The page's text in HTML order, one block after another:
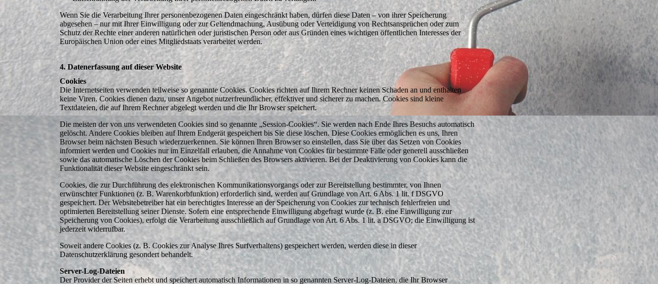
Wenn Sie die Verarbeitung Ihrer personenbezogenen Daten eingeschränkt haben, dürfen diese Daten – von ihrer Speicherung
abgesehen – nur mit Ihrer Einwilligung oder zur Geltendmachung, Ausübung oder Verteidigung von Rechtsansprüchen oder zum
Schutz der Rechte einer anderen natürlichen oder juristischen Person oder aus Gründen eines wichtigen öffentlichen Interesses der
Europäischen Union oder eines Mitgliedstaats verarbeitet werden.
4. Datenerfassung auf dieser Website
Cookies
Die Internetseiten verwenden teilweise so genannte Cookies. Cookies richten auf Ihrem Rechner keinen Schaden an und enthalten
keine Viren. Cookies dienen dazu, unser Angebot nutzerfreundlicher, effektiver und sicherer zu machen. Cookies sind kleine
Textdateien, die auf Ihrem Rechner abgelegt werden und die Ihr Browser speichert.
Die meisten der von uns verwendeten Cookies sind so genannte „Session-Cookies“. Sie werden nach Ende Ihres Besuchs automatisch
gelöscht. Andere Cookies bleiben auf Ihrem Endgerät gespeichert bis Sie diese löschen. Diese Cookies ermöglichen es uns, Ihren
Browser beim nächsten Besuch wiederzuerkennen. Sie können Ihren Browser so einstellen, dass Sie über das Setzen von Cookies
informiert werden und Cookies nur im Einzelfall erlauben, die Annahme von Cookies für bestimmte Fälle oder generell ausschließen
sowie das automatische Löschen der Cookies beim Schließen des Browsers aktivieren. Bei der Deaktivierung von Cookies kann die
Funktionalität dieser Website eingeschränkt sein.
Cookies, die zur Durchführung des elektronischen Kommunikationsvorgangs oder zur Bereitstellung bestimmter, von Ihnen
erwünschter Funktionen (z. B. Warenkorbfunktion) erforderlich sind, werden auf Grundlage von Art. 6 Abs. 1 lit. f DSGVO
gespeichert. Der Websitebetreiber hat ein berechtigtes Interesse an der Speicherung von Cookies zur technisch fehlerfreien und
optimierten Bereitstellung seiner Dienste. Sofern eine entsprechende Einwilligung abgefragt wurde (z. B. eine Einwilligung zur
Speicherung von Cookies), erfolgt die Verarbeitung ausschließlich auf Grundlage von Art. 6 Abs. 1 lit. a DSGVO; die Einwilligung ist
jederzeit widerrufbar.
Soweit andere Cookies (z. B. Cookies zur Analyse Ihres Surfverhaltens) gespeichert werden, werden diese in dieser
Datenschutzerklärung gesondert behandelt.
Server-Log-Dateien
Der Provider der Seiten erhebt und speichert automatisch Informationen in so genannten Server-Log-Dateien, die Ihr Browser